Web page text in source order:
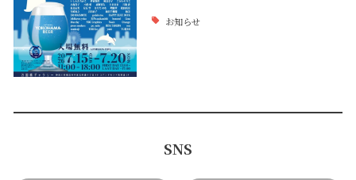
お知らせ
SNS